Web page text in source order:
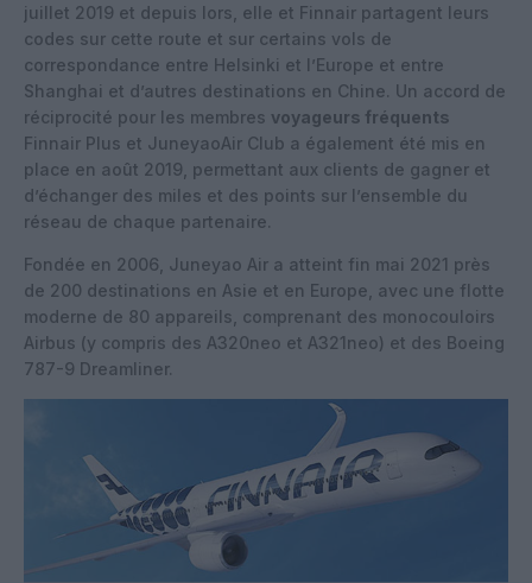
juillet 2019 et depuis lors, elle et Finnair partagent leurs
codes sur cette route et sur certains vols de
correspondance entre Helsinki et l’Europe et entre
Shanghai et d’autres destinations en Chine. Un accord de
réciprocité pour les membres voyageurs fréquents
Finnair Plus et JuneyaoAir Club a également été mis en
place en août 2019, permettant aux clients de gagner et
d’échanger des miles et des points sur l’ensemble du
réseau de chaque partenaire.
Fondée en 2006, Juneyao Air a atteint fin mai 2021 près
de 200 destinations en Asie et en Europe, avec une flotte
moderne de 80 appareils, comprenant des monocouloirs
Airbus (y compris des A320neo et A321neo) et des Boeing
787-9 Dreamliner.